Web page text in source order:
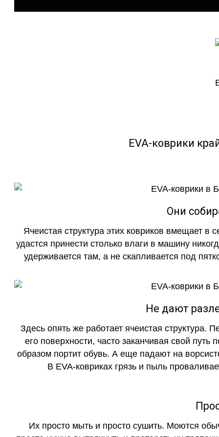
EVA-коврики
Они
Ячеистая структура этих ковриков вмещает в
удастся принести столько влаги в машину
удерживается там, а не скапливается под
Не дают
Здесь опять же работает ячеистая структура.
его поверхности, часто заканчивая свой
образом портит обувь. А еще падают на
В EVA-ковриках грязь и пыль
Их просто мыть и просто сушить. Моются